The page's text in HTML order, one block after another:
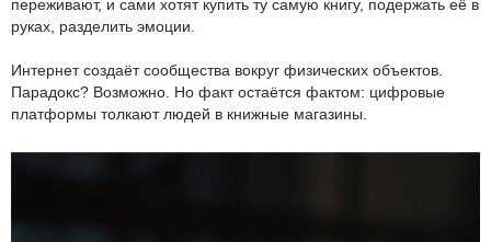
переживают, и сами хотят купить ту самую книгу, подержать её в
руках, разделить эмоции.
Интернет создаёт сообщества вокруг физических объектов.
Парадокс? Возможно. Но факт остаётся фактом: цифровые
платформы толкают людей в книжные магазины.